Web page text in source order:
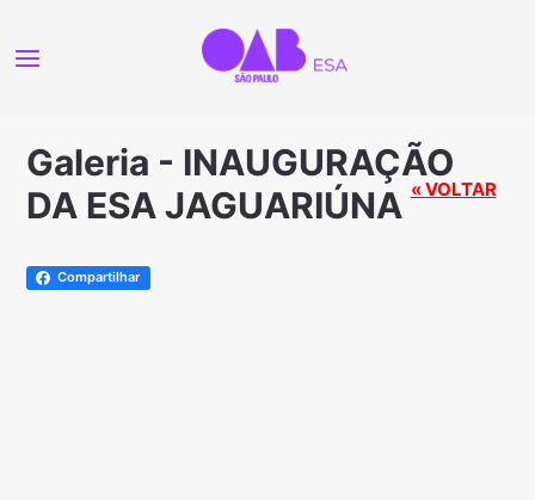
Galeria - INAUGURAÇÃO
DA ESA JAGUARIÚNA « VOLTAR
Compartilhar